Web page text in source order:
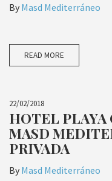
By Masd Mediterráneo
READ MORE
22/02/2018
HOTEL PLAYA
MASD
PRIVADA
By Masd Mediterráneo